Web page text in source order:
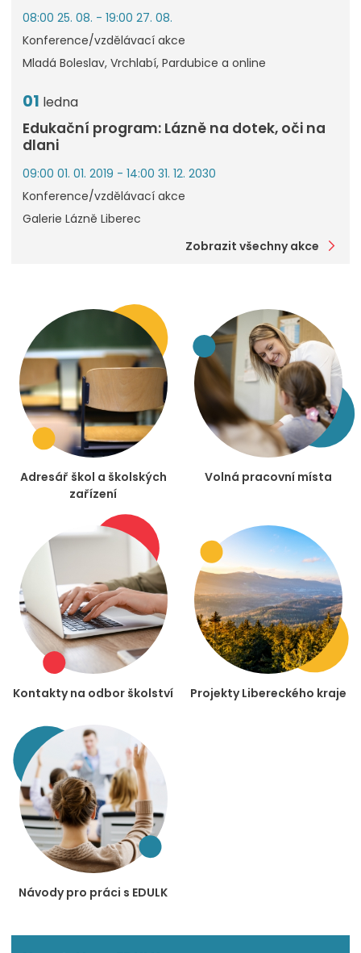
08:00 25. 08. - 19:00 27. 08.
Konference/vzdělávací akce
Mladá Boleslav, Vrchlabí, Pardubice a online
01 ledna
Edukační program: Lázně na dotek, oči na
dlani
09:00 01. 01. 2019 - 14:00 31. 12. 2030
Konference/vzdělávací akce
Galerie Lázně Liberec
Zobrazit všechny akce
Adresář škol a školských
zařízení
Volná pracovní místa
Kontakty na odbor školství Projekty Libereckého kraje
Návody pro práci s EDULK